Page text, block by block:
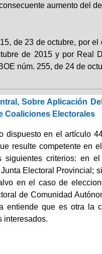
aumento del
de 23 de octubre, por
de 2015 y por Real
núm. 255, de 24 de
Sobre Aplicación
Coaliciones Electorales
en el artículo
resulte competente en
siguientes criterios: en
Electoral Provincial;
en el caso de
de Comunidad
que es otra la
interesados.